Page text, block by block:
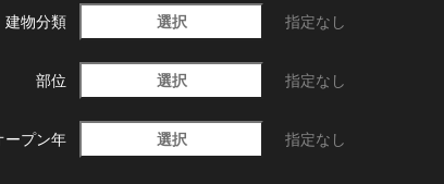
建物分類 選択 指定なし
部位 選択 指定なし
ープン年 選択 指定なし